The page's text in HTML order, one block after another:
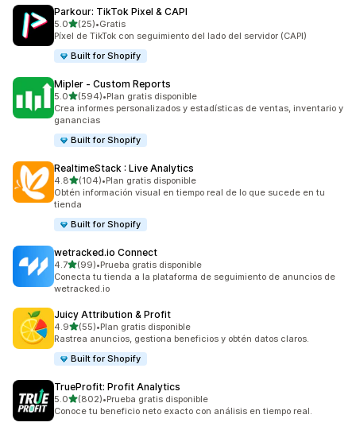
Parkour: TikTok Pixel & CAPI
5.0de 5 estrellas
(25)
25 reseñas en total
•Gratis
Píxel de TikTok con seguimiento del lado del servidor (CAPI)
Built for Shopify
Mipler ‑ Custom Reports
5.0de 5 estrellas
(594)
594 reseñas en total
•Plan gratis disponible
Crea informes personalizados y estadísticas de ventas, inventario y
ganancias
Built for Shopify
RealtimeStack : Live Analytics
4.8de 5 estrellas
(104)
104 reseñas en total
•Plan gratis disponible
Obtén información visual en tiempo real de lo que sucede en tu
tienda
Built for Shopify
wetracked.io Connect
4.7de 5 estrellas
(99)
99 reseñas en total
•Prueba gratis disponible
Conecta tu tienda a la plataforma de seguimiento de anuncios de
wetracked.io
Juicy Attribution & Profit
4.9de 5 estrellas
(55)
55 reseñas en total
•Plan gratis disponible
Rastrea anuncios, gestiona beneficios y obtén datos claros.
Built for Shopify
TrueProfit: Profit Analytics
5.0de 5 estrellas
(802)
802 reseñas en total
•Prueba gratis disponible
Conoce tu beneficio neto exacto con análisis en tiempo real.